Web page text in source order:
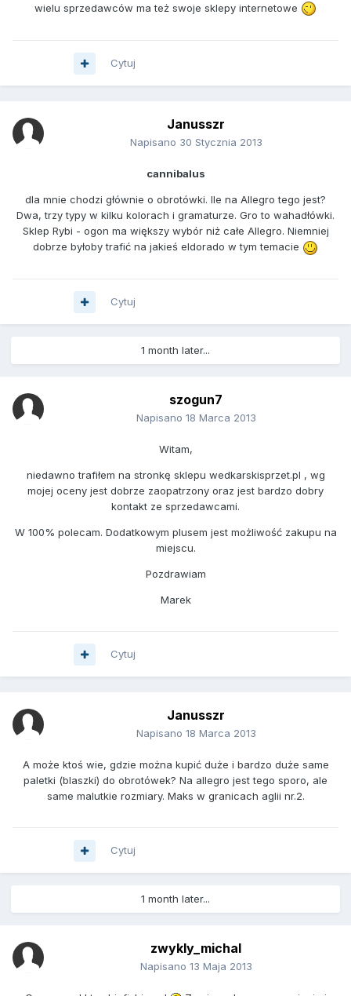
wielu sprzedawców ma też swoje sklepy internetowe
Cytuj
Janusszr
Napisano 30 Stycznia 2013
cannibalus
dla mnie chodzi głównie o obrotówki. Ile na Allegro tego jest?
Dwa, trzy typy w kilku kolorach i gramaturze. Gro to wahadłówki.
Sklep Rybi - ogon ma większy wybór niż całe Allegro. Niemniej
dobrze byłoby trafić na jakieś eldorado w tym temacie
Cytuj
1 month later...
szogun7
Napisano 18 Marca 2013
Witam,
niedawno trafiłem na stronkę sklepu wedkarskisprzet.pl , wg
mojej oceny jest dobrze zaopatrzony oraz jest bardzo dobry
kontakt ze sprzedawcami.
W 100% polecam. Dodatkowym plusem jest możliwość zakupu na
miejscu.
Pozdrawiam
Marek
Cytuj
Janusszr
Napisano 18 Marca 2013
A może ktoś wie, gdzie można kupić duże i bardzo duże same
paletki (blaszki) do obrotówek? Na allegro jest tego sporo, ale
same malutkie rozmiary. Maks w granicach aglii nr.2.
Cytuj
1 month later...
zwykly_michal
Napisano 13 Maja 2013